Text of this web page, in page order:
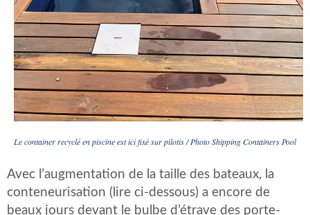
Le container recyclé en piscine est ici fixé sur pilotis / Photo Shipping Containers Pool
Avec l’augmentation de la taille des bateaux, la
conteneurisation (lire ci-dessous) a encore de
beaux jours devant le bulbe d’étrave des porte-